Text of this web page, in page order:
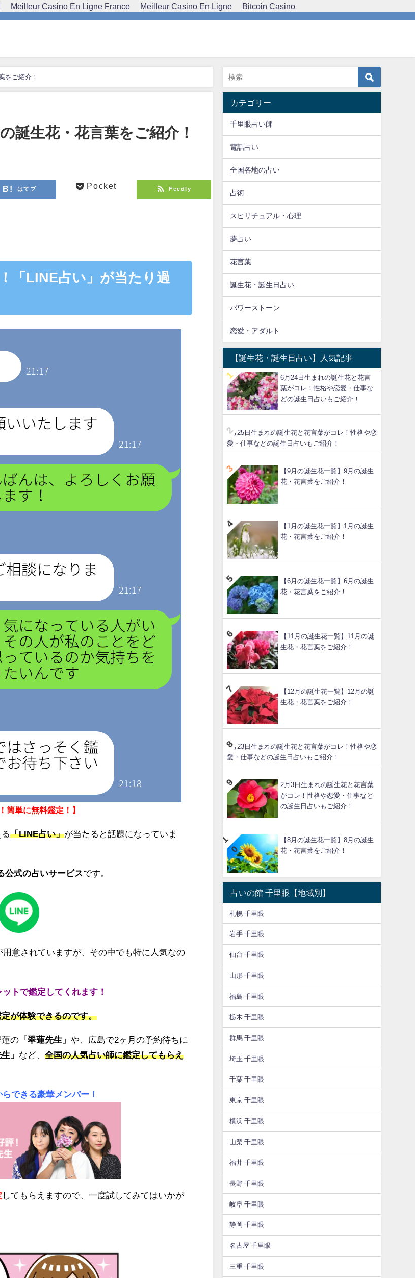
Meilleur Casino En Ligne France Meilleur Casino En Ligne Bitcoin Casino
をご紹介！
誕生花・花言葉をご紹介！
はてブ Pocket Feedly
「LINE占い」が当たり過
簡単に無料鑑定！】
る「LINE占い」が当たると話題になっていま
公式の占いサービスです。
意されていますが、その中でも特に人気なの
トで鑑定してくれます！
が体験できるのです。
蓮の 「翠蓮先生」や、広島で2ヶ月の予約待ちに
」 など、全国の人気占い師に鑑定してもらえ
できる豪華メンバー！
してもらえますので、一度試してみてはいかが
カテゴリー
千里眼占い師
電話占い
全国各地の占い
占術
スピリチュアル・心理
夢占い
花言葉
誕生花・誕生日占い
パワーストーン
恋愛・アダルト
【誕生花・誕生日占い】人気記事
6月24日生まれの誕生花と花言
葉がコレ！性格や恋愛・仕事な
どの誕生日占いもご紹介！
6月25日生まれの誕生花と花言葉がコレ！性格や恋
愛・仕事などの誕生日占いもご紹介！
【9月の誕生花一覧】9月の誕生
花・花言葉をご紹介！
【1月の誕生花一覧】1月の誕生
花・花言葉をご紹介！
【6月の誕生花一覧】6月の誕生
花・花言葉をご紹介！
【11月の誕生花一覧】11月の誕
生花・花言葉をご紹介！
【12月の誕生花一覧】12月の誕
生花・花言葉をご紹介！
6月23日生まれの誕生花と花言葉がコレ！性格や恋
愛・仕事などの誕生日占いもご紹介！
2月3日生まれの誕生花と花言葉
がコレ！性格や恋愛・仕事など
の誕生日占いもご紹介！
【8月の誕生花一覧】8月の誕生
花・花言葉をご紹介！
占いの館 千里眼【地域別】
札幌 千里眼
岩手 千里眼
仙台 千里眼
山形 千里眼
福島 千里眼
栃木 千里眼
群馬 千里眼
埼玉 千里眼
千葉 千里眼
東京 千里眼
横浜 千里眼
山梨 千里眼
福井 千里眼
長野 千里眼
岐阜 千里眼
静岡 千里眼
名古屋 千里眼
三重 千里眼